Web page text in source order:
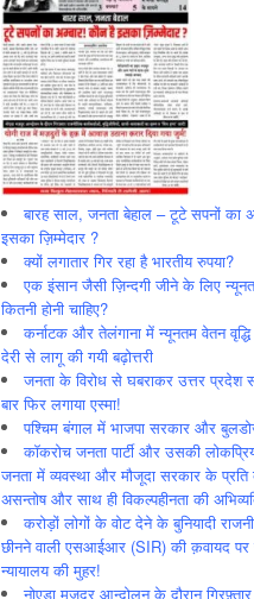
बारह साल, जनता बेहाल – टूटे सपनों का
इसका ज़िम्मेदार ?
क्यों लगातार गिर रहा है भारतीय रुपया?
एक इंसान जैसी ज़िन्दगी जीने के लिए
कितनी होनी चाहिए?
कर्नाटक और तेलंगाना में न्यूनतम वेतन
देरी से लागू की गयी बढ़ोत्तरी
जनता के विरोध से घबराकर उत्तर प्रदेश
बार फिर लगाया एस्मा!
पश्चिम बंगाल में भाजपा सरकार और
कॉकरोच जनता पार्टी और उसकी
जनता में व्‍यवस्‍था और मौजूदा सरकार के
असन्‍तोष और साथ ही विकल्‍पहीनता की
करोड़ों लोगों के वोट देने के बुनियादी
छीनने वाली एसआईआर (SIR) की क़वायद पर
न्यायालय की मुहर!
नोएडा मज़दूर आन्दोलन के दौरान